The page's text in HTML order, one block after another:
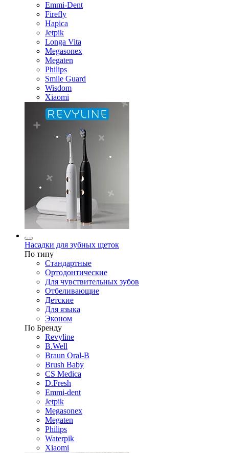
Emmi-Dent
Firefly
Hapica
Jetpik
Longa Vita
Megasonex
Megaten
Philips
Smile Guard
Wisdom
Xiaomi
Насадки для зубных щеток
По типу
Стандартные
Ортодонтические
Для чувствительных зубов
Отбеливающие
Детские
Для языка
Эконом
По Бренду
Revyline
B.Well
Braun Oral-B
Brush Baby
CS Medica
D.Fresh
Emmi-dent
Jetpik
Megasonex
Megaten
Philips
Waterpik
Xiaomi